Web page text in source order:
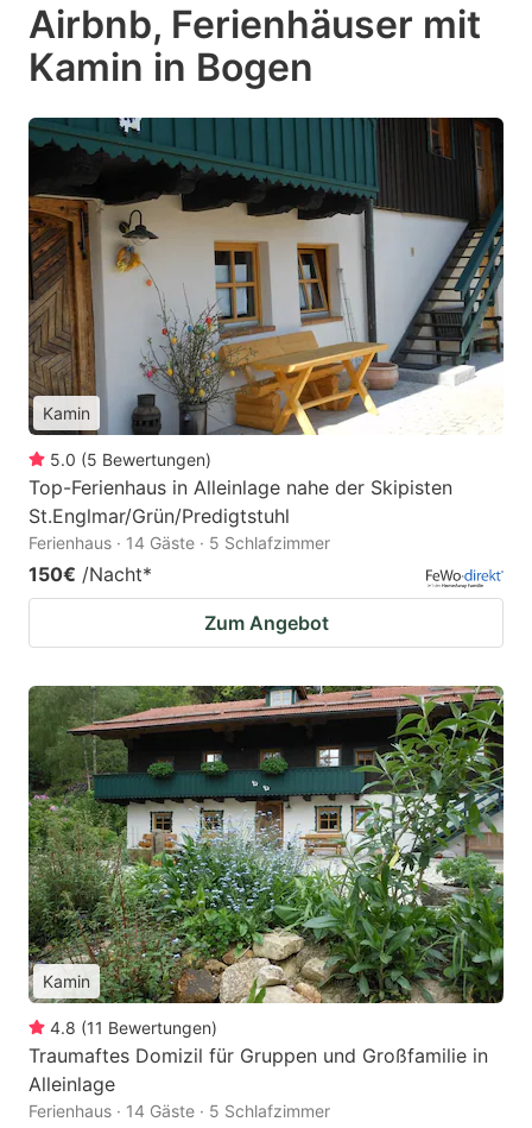
Airbnb, Ferienhäuser mit
Kamin in Bogen
Kamin
5.0 (5 Bewertungen)
Top-Ferienhaus in Alleinlage nahe der Skipisten
St.Englmar/Grün/Predigtstuhl
Ferienhaus · 14 Gäste · 5 Schlafzimmer
150€ /Nacht*
Zum Angebot
Kamin
4.8 (11 Bewertungen)
Traumaftes Domizil für Gruppen und Großfamilie in
Alleinlage
Ferienhaus · 14 Gäste · 5 Schlafzimmer